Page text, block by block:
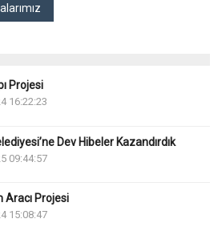
Projesi
16:22:23
Dev Hibeler Kazandırdık
09:44:57
Aracı Projesi
15:08:47